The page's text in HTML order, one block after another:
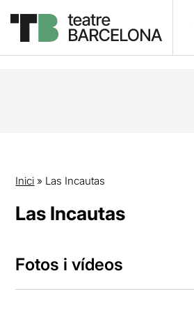
Inici » Las Incautas
Las Incautas
Fotos i vídeos